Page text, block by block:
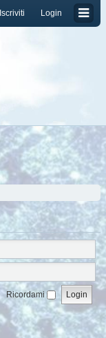
Login
Iscriviti
Ricordami